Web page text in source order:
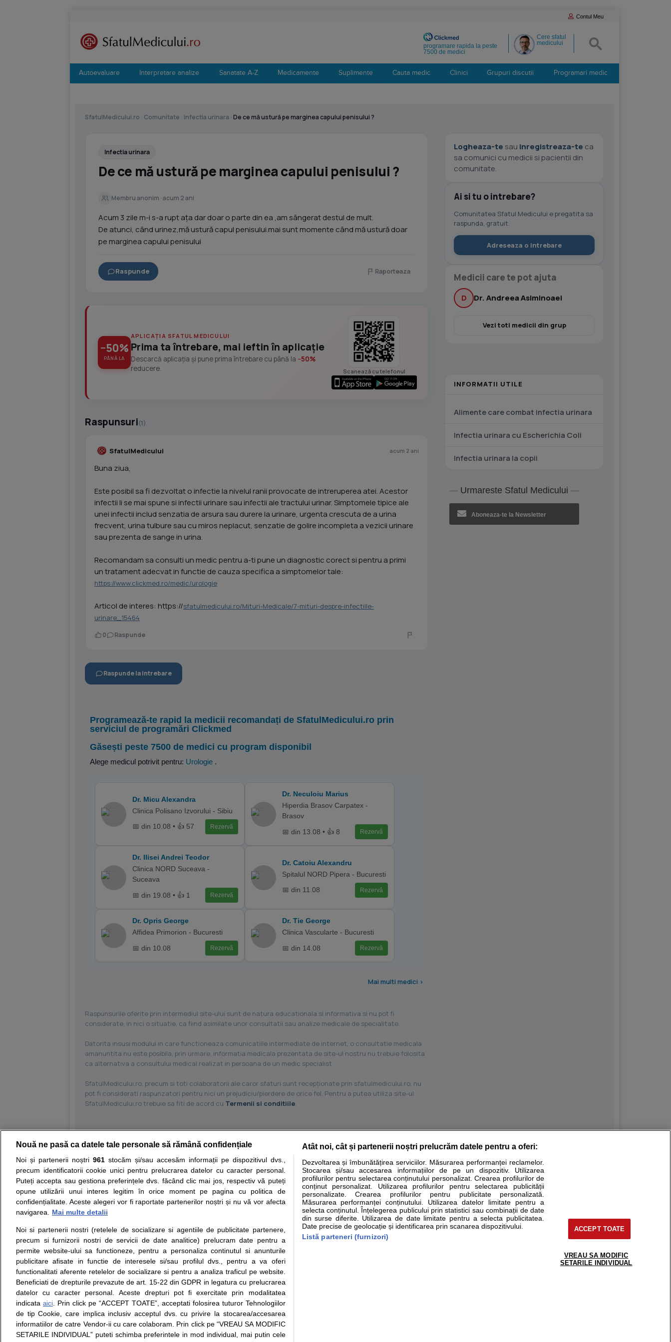
Contul Meu
Cere sfatul
medicului
programare rapida la peste
7500 de medici
Autoevaluare Interpretare analize Sanatate A-Z Medicamente Suplimente Cauta medic Clinici Grupuri discutii Programari medic
SfatulMedicului.ro Comunitate Infectia urinara De ce mă ustură pe marginea capului penisului ?
Infectia urinara
De ce mă ustură pe marginea capului penisului ?
Membru anonim · acum 2 ani
Acum 3 zile m-i s-a rupt ața dar doar o parte din ea ,am sângerat destul de mult.
De atunci, când urinez,mă ustură capul penisului.mai sunt momente când mă ustură doar
pe marginea capului penisului
Raspunde Raporteaza
−50%
PÂNĂ LA
APLICAȚIA SFATUL MEDICULUI
Prima ta întrebare, mai ieftin în aplicație
Descarcă aplicația și pune prima întrebare cu până la −50%
reducere.
Scanează cu telefonul
Raspunsuri(1)
SfatulMedicului acum 2 ani
Buna ziua,
Este posibil sa fi dezvoltat o infectie la nivelul ranii provocate de intreruperea atei. Acestor
infectii li se mai spune si infectii urinare sau infectii ale tractului urinar. Simptomele tipice ale
unei infectii includ senzatia de arsura sau durere la urinare, urgenta crescuta de a urina
frecvent, urina tulbure sau cu miros neplacut, senzatie de golire incompleta a vezicii urinare
sau prezenta de sange in urina.
Recomandam sa consulti un medic pentru a-ti pune un diagnostic corect si pentru a primi
un tratament adecvat in functie de cauza specifica a simptomelor tale:
https://www.clickmed.ro/medic/urologie
Articol de interes: https://sfatulmedicului.ro/Mituri-Medicale/7-mituri-despre-infectiile-
urinare_15464
0 Raspunde
Raspunde la intrebare
Programează-te rapid la medicii recomandați de SfatulMedicului.ro prin
serviciul de programări Clickmed
Găsești peste 7500 de medici cu program disponibil
Alege medicul potrivit pentru: Urologie .
Dr. Micu Alexandra
Clinica Polisano Izvorului - Sibiu
📅 din 10.08 • 👍 57
Rezervă
Dr. Neculoiu Marius
Hiperdia Brasov Carpatex -
Brasov
📅 din 13.08 • 👍 8
Rezervă
Dr. Ilisei Andrei Teodor
Clinica NORD Suceava -
Suceava
📅 din 19.08 • 👍 1
Rezervă
Dr. Catoiu Alexandru
Spitalul NORD Pipera - Bucuresti
📅 din 11.08
Rezervă
Dr. Opris George
Affidea Primorion - Bucuresti
📅 din 10.08
Rezervă
Dr. Tie George
Clinica Vascularte - Bucuresti
📅 din 14.08
Rezervă
Mai multi medici >
Raspunsurile oferite prin intermediul site-ului sunt de natura educationala si informativa si nu pot fi
considerate, in nici o situatie, ca fiind asimilate unor consultatii sau analize medicale de specialitate.
Datorita insusi modului in care functioneaza comunicatiile intermediate de internet, o consultatie medicala
amanuntita nu este posibila, prin urmare, informatia medicala prezentata de site-ul nostru nu trebuie folosita
ca alternativa a consultului medical realizat in persoana de un medic specialist.
SfatulMedicului.ro, precum si toti colaboratorii ale caror sfaturi sunt recepţionate prin sfatulmedicului.ro, nu
pot fi considerati raspunzatori pentru nici un prejudiciu/pierdere de orice fel. Pentru a putea utiliza site-ul
SfatulMedicului.ro trebuie sa fiti de acord cu Termenii si conditiile.
Logheaza-te sau inregistreaza-te ca
sa comunici cu medicii si pacientii din
comunitate.
Ai si tu o intrebare?
Comunitatea Sfatul Medicului e pregatita sa
raspunda, gratuit.
Adreseaza o intrebare
Medicii care te pot ajuta
D Dr. Andreea Asiminoaei
Vezi toti medicii din grup
INFORMATII UTILE
Alimente care combat infectia urinara
Infectia urinara cu Escherichia Coli
Infectia urinara la copii
Urmareste Sfatul Medicului
Aboneaza-te la Newsletter
Resurse: Autoevaluare simptome Interpretare analize Specialitati medicale
Opiniile avizate ale medicilor, sfaturile si orice alte informatii despre sanatate disponibile pe sfatulmedicului.ro au scop informativ si educational. Ele nu pot substitui consultul medical direct si
nici diagnosticul stabilit in urma investigatiilor si analizelor medicale. Va sfatuim, ca pe langa informatia primita pe sfatulmedicului.ro sa consultati fie medicul Dvs., fie unul dintre medicii pe care
ii punem la dispozitie pentru programare in sistemul de programari la medic Clickmed.
Despre noi
Contact
Intrebari frecvente
Consultanti
medicali
Termeni si conditii
Politica de
confidentialitate
Politica de cookie
Modifica Setarile Cookie
Drepturile consumatorului
Protectia consumatorilor -
ANPC
Solutionarea Alternativa a
Litigiilor
Info consumator: 0800.080.999
Formulare europene - CNAS
Ministerul Sanatatii - ANMDM
Parteneri
Inscriere clinica
Pentru pacient
support@sfatulmedicului.ro
0374 109 268
© Copyright © 2005 - 2026
Nouă ne pasă ca datele tale personale să rămână confidențiale
Noi și partenerii noștri 961stocăm și/sau accesăm informații pe dispozitivul dvs.,
precum identificatorii cookie unici pentru prelucrarea datelor cu caracter personal.
Puteți accepta sau gestiona preferințele dvs. făcând clic mai jos, respectiv vă puteți
opune utilizării unui interes legitim în orice moment pe pagina cu politica de
confidențialitate. Aceste alegeri vor fi raportate partenerilor noștri și nu vă vor afecta
navigarea.
Mai multe detalii
Noi si partenerii nostri (retelele de socializare si agentiile de publicitate partenere,
precum si furnizorii nostri de servicii de date analitice) prelucram date pentru a
permite website-ului sa functioneze, pentru a personaliza continutul si anunturile
publicitare afisate in functie de interesele si/sau profilul dvs., pentru a va oferi
functionalitati aferente retelelor de socializare si pentru a analiza traficul pe website.
Beneficiati de drepturile prevazute de art. 15-22 din GDPR in legatura cu prelucrarea
datelor cu caracter personal. Aceste drepturi pot fi exercitate prin modalitatea
indicata aici. Prin click pe “ACCEPT TOATE”, acceptati folosirea tuturor Tehnologiilor
de tip Cookie, care implica inclusiv acceptul dvs. cu privire la stocarea/accesarea
informatiilor de catre Vendor-ii cu care colaboram. Prin click pe “VREAU SA MODIFIC
SETARILE INDIVIDUAL” puteti schimba preferintele in mod individual, mai putin cele
Atât noi, cât și partenerii noștri prelucrăm datele pentru a oferi:
Dezvoltarea și îmbunătățirea serviciilor. Măsurarea performanței reclamelor.
Stocarea și/sau accesarea informațiilor de pe un dispozitiv. Utilizarea
profilurilor pentru selectarea conținutului personalizat. Crearea profilurilor de
conținut personalizat. Utilizarea profilurilor pentru selectarea publicității
personalizate. Crearea profilurilor pentru publicitate personalizată.
Măsurarea performanței conținutului. Utilizarea datelor limitate pentru a
selecta conținutul. Înțelegerea publicului prin statistici sau combinații de date
din surse diferite. Utilizarea de date limitate pentru a selecta publicitatea.
Date precise de geolocație și identificarea prin scanarea dispozitivului.
Listă parteneri (furnizori)
ACCEPT TOATE
VREAU SA MODIFIC
SETARILE INDIVIDUAL